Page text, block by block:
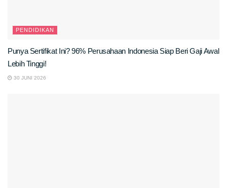
PENDIDIKAN
Punya Sertifikat Ini? 96% Perusahaan Indonesia Siap Beri Gaji Awal
Lebih Tinggi!
30 JUNI 2026